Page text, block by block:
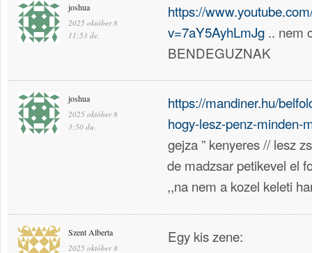
joshua
2025 október 8
11:53 de.
https://
v=7aY5AyhLmJg .. nem
BENDEGUZNAK
joshua
2025 október 8
3:50 du.
https://mandiner.hu/
hogy-lesz-penz-minden-
gejza ” kenyeres // lesz
de madzsar petikevel el
,,na nem a kozel keleti
Szent Alberta
2025 október 8
Egy kis zene: